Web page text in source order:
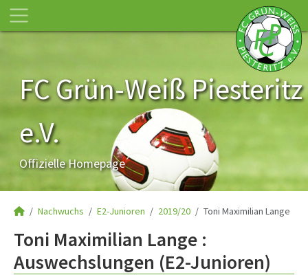
FC Grün-Weiß Piesteritz
e.V.
Offizielle Homepage
Nachwuchs E2-Junioren 2019/20 Toni Maximilian Lange
Toni Maximilian Lange :
Auswechslungen (E2-Junioren)